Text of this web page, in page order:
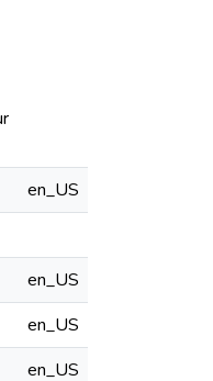
en_US
en_US
en_US
en_US